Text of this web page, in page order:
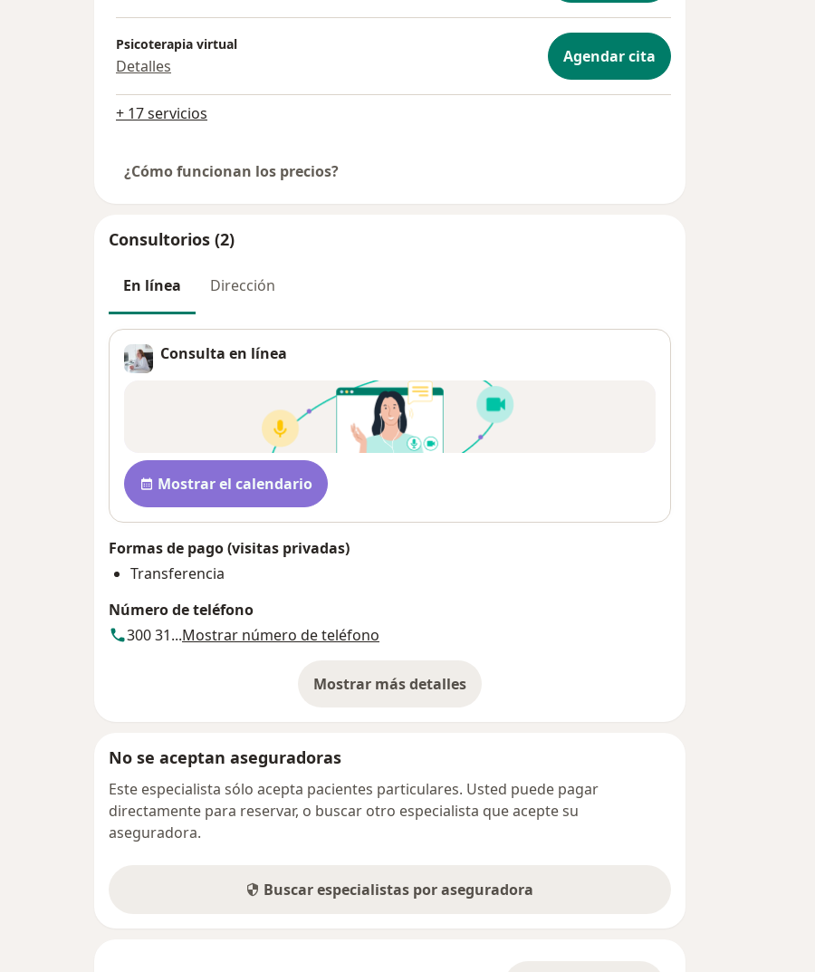
Psicoterapia virtual
Detalles Agendar cita
+ 17 servicios
¿Cómo funcionan los precios?
Consultorios (2)
En línea Dirección
Consulta en línea
Disponibilidad
Mostrar el calendario
Formas de pago (visitas privadas)
Transferencia
Número de teléfono
300 31...Mostrar número de teléfono
Mostrar más detalles
sobre la dirección
No se aceptan aseguradoras
Este especialista sólo acepta pacientes particulares. Usted puede pagar
directamente para reservar, o buscar otro especialista que acepte su
aseguradora.
Buscar especialistas por aseguradora